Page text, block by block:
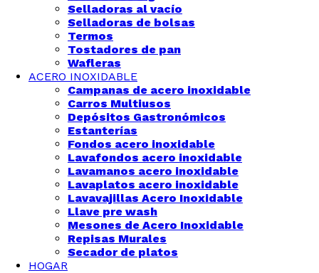
Selladoras al vacío
Selladoras de bolsas
Termos
Tostadores de pan
Wafleras
ACERO INOXIDABLE
Campanas de acero inoxidable
Carros Multiusos
Depósitos Gastronómicos
Estanterías
Fondos acero inoxidable
Lavafondos acero inoxidable
Lavamanos acero inoxidable
Lavaplatos acero inoxidable
Lavavajillas Acero Inoxidable
Llave pre wash
Mesones de Acero Inoxidable
Repisas Murales
Secador de platos
HOGAR